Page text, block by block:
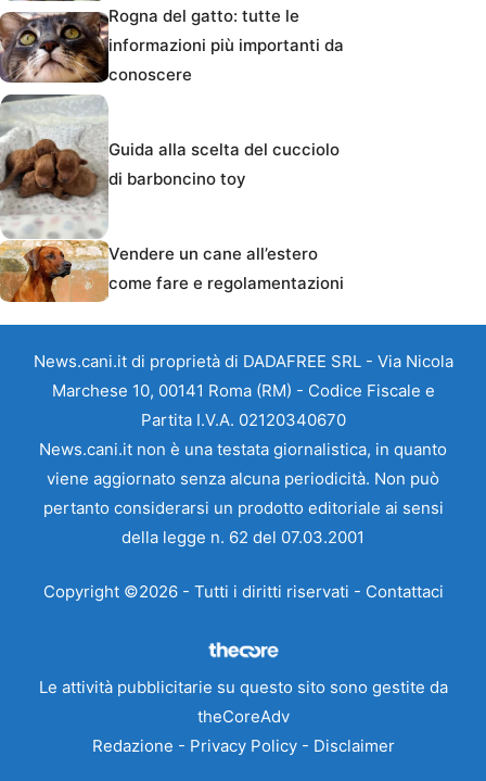
Rogna del gatto: tutte le
informazioni più importanti da
conoscere
Guida alla scelta del cucciolo
di barboncino toy
Vendere un cane all’estero
come fare e regolamentazioni
News.cani.it di proprietà di DADAFREE SRL - Via Nicola
Marchese 10, 00141 Roma (RM) - Codice Fiscale e
Partita I.V.A. 02120340670
News.cani.it non è una testata giornalistica, in quanto
viene aggiornato senza alcuna periodicità. Non può
pertanto considerarsi un prodotto editoriale ai sensi
della legge n. 62 del 07.03.2001
Copyright ©2026 - Tutti i diritti riservati - Contattaci
Le attività pubblicitarie su questo sito sono gestite da
theCoreAdv
Redazione - Privacy Policy- Disclaimer